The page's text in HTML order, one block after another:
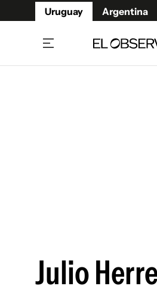
Uruguay Argentina
Julio